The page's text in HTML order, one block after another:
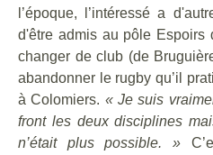
l’époque, l’intéressé a
d'être admis au pôle Espoirs
changer de club (de
abandonner le rugby qu’il
à Colomiers. « Je suis
front les deux disciplines
n’était plus possible. »